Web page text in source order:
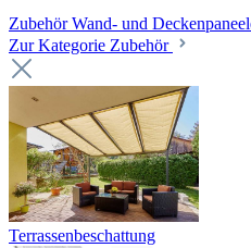
Zubehör Wand- und
Zur Kategorie Zubehör
Terrassenbeschattung